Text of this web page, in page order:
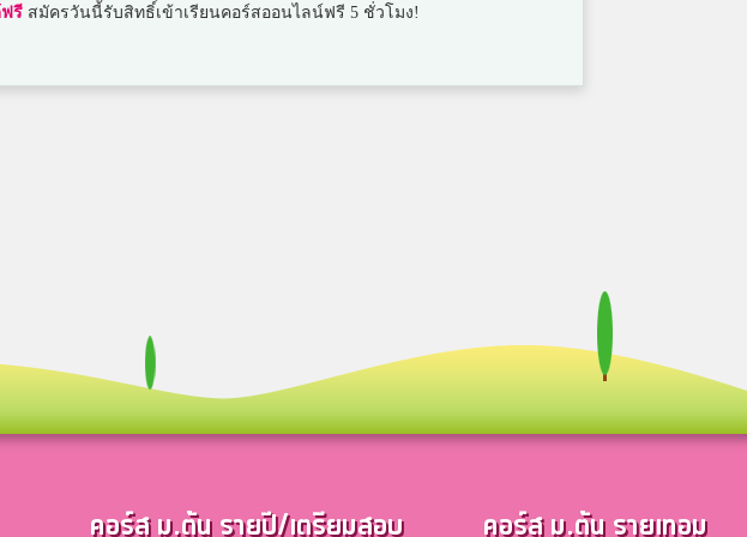
รี สมัครวันนี้รับสิทธิ์เข้าเรียนคอร์สออนไลน์ฟรี 5 ชั่วโมง!
คอร์ส ม.ต้น รายปี/เตรียมสอบ คอร์ส ม.ต้น รายเทอม